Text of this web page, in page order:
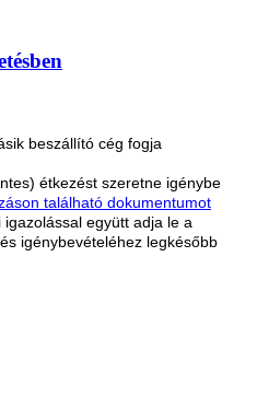
beszállító cég fogja
étkezést szeretne igénybe
található dokumentumot
együtt adja le a
igénybevételéhez legkésőbb